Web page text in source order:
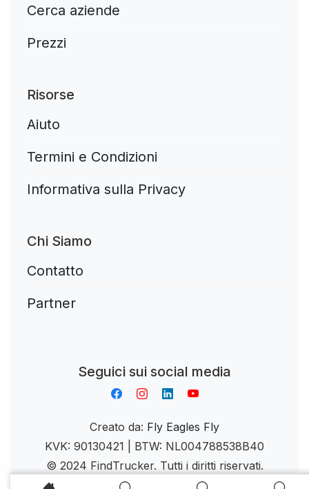
Cerca aziende
Prezzi
Risorse
Aiuto
Termini e Condizioni
Informativa sulla Privacy
Chi Siamo
Contatto
Partner
Seguici sui social media
Creato da: Fly Eagles Fly
KVK: 90130421 | BTW: NL004788538B40
© 2024 FindTrucker. Tutti i diritti riservati.